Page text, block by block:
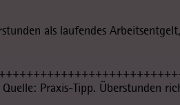
als laufendes
Praxis-Tipp. Überstunden